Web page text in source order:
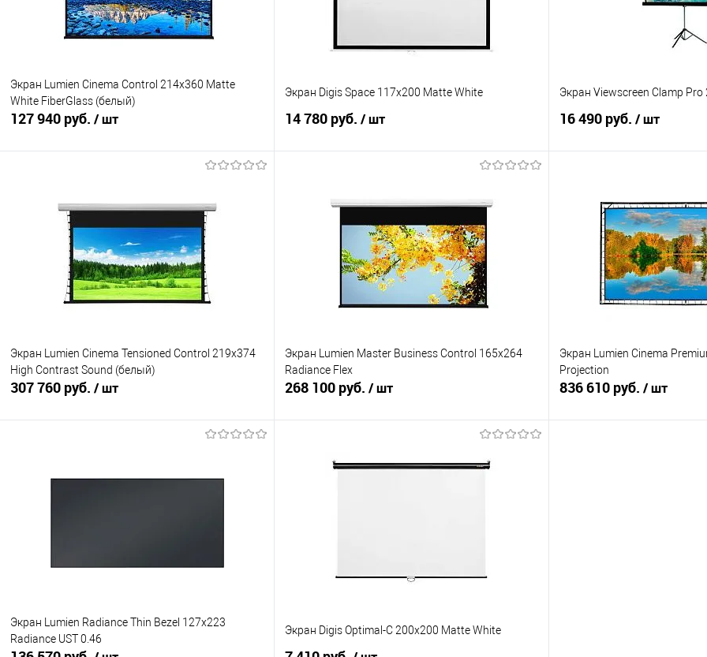
Экран Lumien Cinema Control 214x360 Matte
White FiberGlass (белый)
127 940 руб. / шт
Купить в 1 клик
Сравнение
В избранное
Под заказ
Экран Digis Space 117x200 Matte White
14 780 руб. / шт
Купить в 1 клик
Сравнение
В избранное
В наличии
Экран Viewscreen Clamp
16 490 руб. / шт
Купить в 1 клик
В избранное
Экран Lumien Cinema Tensioned Control 219x374
High Contrast Sound (белый)
307 760 руб. / шт
Экран Lumien Master Business Control 165x264
Radiance Flex
268 100 руб. / шт
Экран Lumien Cinema
Projection
836 610 руб. / шт
Экран Lumien Radiance Thin Bezel 127x223
Radiance UST 0.46
Экран Digis Optimal-C 200x200 Matte White